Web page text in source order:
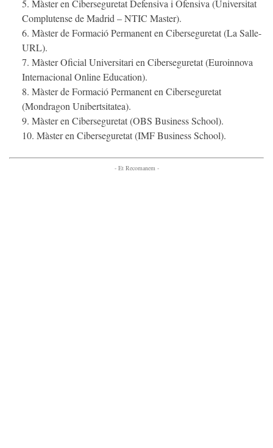
Màster en Ciberseguretat Defensiva i Ofensiva (Universitat
Complutense de Madrid – NTIC Master).
Màster de Formació Permanent en Ciberseguretat (La Salle-
URL).
Màster Oficial Universitari en Ciberseguretat (Euroinnova
Internacional Online Education).
Màster de Formació Permanent en Ciberseguretat
(Mondragon Unibertsitatea).
Màster en Ciberseguretat (OBS Business School).
Màster en Ciberseguretat (IMF Business School).
- Et Recomanem -